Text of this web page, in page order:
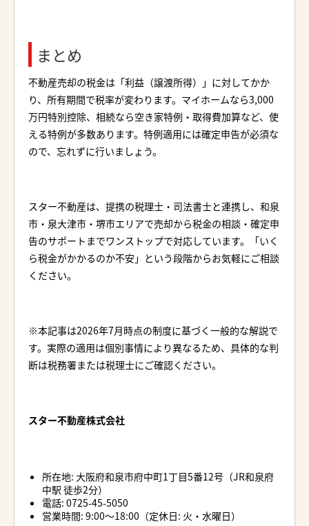
まとめ
不動産売却の税金は「利益（譲渡所得）」に対してかか
り、所有期間で税率が変わります。マイホームなら3,000
万円特別控除、相続なら空き家特例・取得費加算など、使
える特例が多数あります。特例適用には確定申告が必須な
ので、忘れずに行いましょう。
スター不動産は、提携の税理士・司法書士と連携し、和泉
市・泉大津市・堺市エリアで売却から税金の相談・確定申
告のサポートまでワンストップで対応しています。「いく
ら税金がかかるのか不安」という段階からお気軽にご相談
ください。
※本記事は2026年7月時点の制度に基づく一般的な解説で
す。実際の適用は個別事情により異なるため、具体的な判
断は税務署または税理士にご確認ください。
スター不動産株式会社
所在地: 大阪府和泉市府中町1丁目5番12号（JR和泉府
中駅 徒歩2分）
電話: 0725-45-5050
営業時間: 9:00〜18:00（定休日: 火・水曜日）